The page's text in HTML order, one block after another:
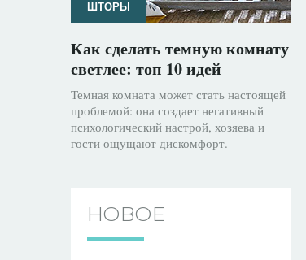
ШТОРЫ
Как сделать темную комнату
светлее: топ 10 идей
Темная комната может стать настоящей
проблемой: она создает негативный
психологический настрой, хозяева и
гости ощущают дискомфорт.
НОВОЕ